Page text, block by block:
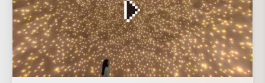
物として物質とエネルギーを取り込み、物質を排出し、エネ
ルギーを外に散逸させながら、秩序構造をつくりあげてい
る。生命は、渦と同じように、外部環境が生む物質とエネル
ギーの流れの中にある存在であり、その存在の輪郭は曖昧な
のである。 生命の構造は、その流れがつくるエネルギーの秩
えている場所にスワイプすると、リリースされ、その場所に
戻る。 また、好きな場所で「観察のあみ」を投げ込むと、足
元に「観察のあみ」が張られる。まわりの人々と協力しなが
ら、身体を使って、動物を「観察のあみ」に追い込むと、動
物は空間から消え、同じように図鑑にコレクションされる。
コレクション図鑑は、同じ動物でも、捕まえれば捕まえるほ
秩序を生む。そして、エネルギーの秩序によって存在を創
る。そのエネルギーの秩序による存在を「High-Order
Sculpture」と呼ぼう。それは、環境とは切り離せず、環境変
化とともに変化する。これまでの物体による存在の常識を超
越し、中空に存在を維持し、自らの状態を修復する。 開いた
系を前提とした彫刻である。 作品ページ：